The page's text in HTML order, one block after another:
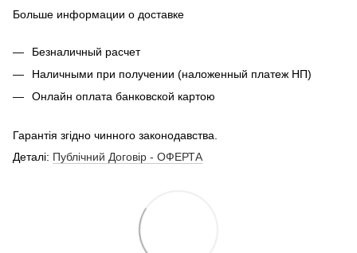
Больше информации о доставке
Безналичный расчет
Наличными при получении (наложенный платеж НП)
Онлайн оплата банковской картою
Гарантія згідно чинного законодавства.
Деталі: Публічний Договір - ОФЕРТА